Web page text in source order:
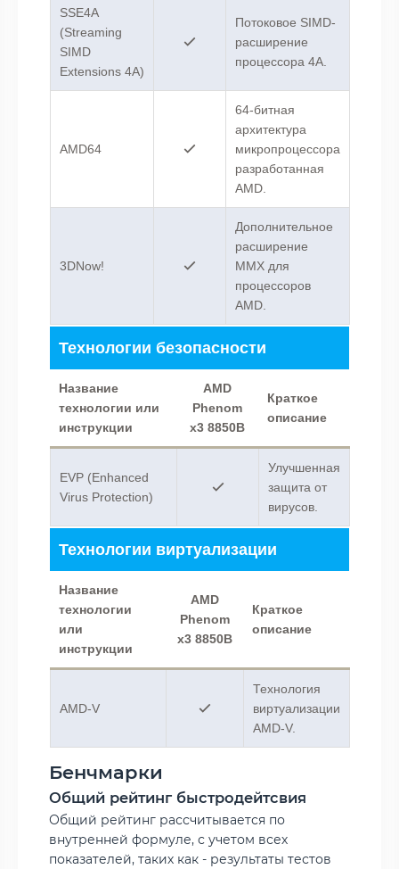
SSE4A
(Streaming
SIMD
Extensions 4A)
Потоковое SIMD-
расширение
процессора 4A.
AMD64
64-битная
архитектура
микропроцессора
разработанная
AMD.
3DNow!
Дополнительное
расширение
MMX для
процессоров
AMD.
Технологии безопасности
Название
технологии или
инструкции
AMD
Phenom
x3 8850B
Краткое
описание
EVP (Enhanced
Virus Protection)
Улучшенная
защита от
вирусов.
Технологии виртуализации
Название
технологии
или
инструкции
AMD
Phenom
x3 8850B
Краткое
описание
AMD-V
Технология
виртуализации
AMD-V.
Бенчмарки
Общий рейтинг быстродейтсвия
Общий рейтинг рассчитывается по
внутренней формуле, с учетом всех
показателей, таких как - результаты тестов